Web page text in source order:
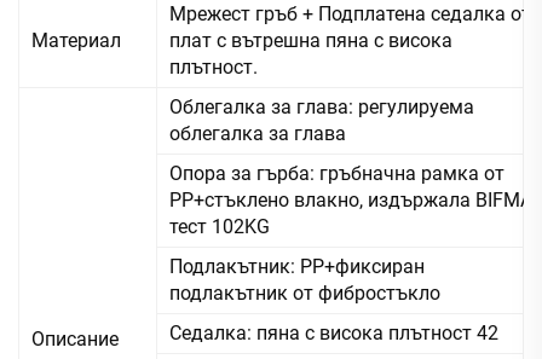
Материал
Мрежест гръб + Подплатена седалка от
плат с вътрешна пяна с висока
плътност.
Описание
Облегалка за глава: регулируема
облегалка за глава
Опора за гърба: гръбначна рамка от
PP+стъклено влакно, издържала BIFMA
тест 102KG
Подлакътник: PP+фиксиран
подлакътник от фибростъкло
Седалка: пяна с висока плътност 42